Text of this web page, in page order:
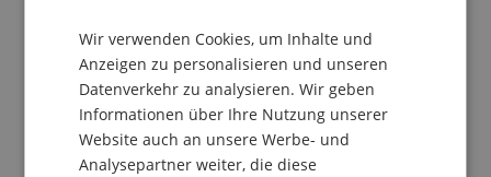
Wir verwenden Cookies, um Inhalte und
Anzeigen zu personalisieren und unseren
Datenverkehr zu analysieren. Wir geben
Informationen über Ihre Nutzung unserer
Website auch an unsere Werbe- und
Analysepartner weiter, die diese